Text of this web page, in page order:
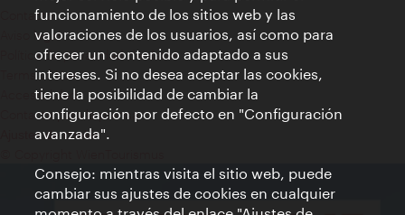
Contacto
Aviso legal
Política de privacidad de datos
Terms of Use
Accesibilidad
Contacto para la prensa
Ajustes de cookie
funcionamiento de los sitios web y las
valoraciones de los usuarios, así como para
ofrecer un contenido adaptado a sus
intereses. Si no desea aceptar las cookies,
tiene la posibilidad de cambiar la
configuración por defecto en "Configuración
avanzada".
Consejo: mientras visita el sitio web, puede
cambiar sus ajustes de cookies en cualquier